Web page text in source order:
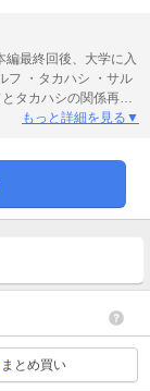
もっと詳細を見る▼
まとめ買い